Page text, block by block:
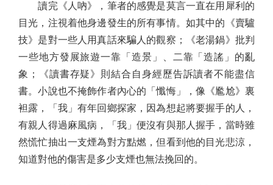
讀完《人吶》，筆者的感覺是莫言一直在用犀利的
目光，注視着他身邊發生的所有事情。如其中的《賣驢
技》是對一些人用真話來騙人的觀察；《老湯鍋》批判
一些地方發展旅遊一靠「造景」、二靠「造謠」的亂
象；《讀書存疑》則結合自身經歷告訴讀者不能盡信
書。小說也不掩飾作者內心的「懺悔」，像《尷尬》裏
袒露，「我」有年回鄉探家，因為想起將要握手的人，
有親人得過麻風病，「我」便沒有與那人握手，當時雖
然慌忙抽出一支煙為對方點燃，但看到他的目光悲涼，
知道對他的傷害是多少支煙也無法挽回的。